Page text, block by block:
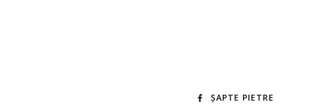
ȘAPTE PIETRE